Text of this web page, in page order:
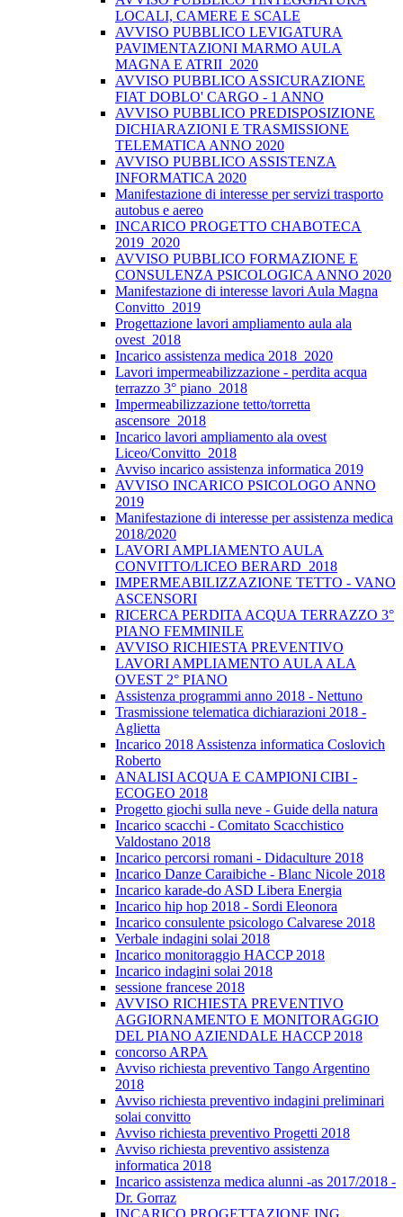
LOCALI, CAMERE E SCALE
AVVISO PUBBLICO LEVIGATURA
PAVIMENTAZIONI MARMO AULA
MAGNA E ATRII_2020
AVVISO PUBBLICO ASSICURAZIONE
FIAT DOBLO' CARGO - 1 ANNO
AVVISO PUBBLICO PREDISPOSIZIONE
DICHIARAZIONI E TRASMISSIONE
TELEMATICA ANNO 2020
AVVISO PUBBLICO ASSISTENZA
INFORMATICA 2020
Manifestazione di interesse per servizi trasporto
autobus e aereo
INCARICO PROGETTO CHABOTECA
2019_2020
AVVISO PUBBLICO FORMAZIONE E
CONSULENZA PSICOLOGICA ANNO 2020
Manifestazione di interesse lavori Aula Magna
Convitto_2019
Progettazione lavori ampliamento aula ala
ovest_2018
Incarico assistenza medica 2018_2020
Lavori impermeabilizzazione - perdita acqua
terrazzo 3° piano_2018
Impermeabilizzazione tetto/torretta
ascensore_2018
Incarico lavori ampliamento ala ovest
Liceo/Convitto_2018
Avviso incarico assistenza informatica 2019
AVVISO INCARICO PSICOLOGO ANNO
2019
Manifestazione di interesse per assistenza medica
2018/2020
LAVORI AMPLIAMENTO AULA
CONVITTO/LICEO BERARD_2018
IMPERMEABILIZZAZIONE TETTO - VANO
ASCENSORI
RICERCA PERDITA ACQUA TERRAZZO 3°
PIANO FEMMINILE
AVVISO RICHIESTA PREVENTIVO
LAVORI AMPLIAMENTO AULA ALA
OVEST 2° PIANO
Assistenza programmi anno 2018 - Nettuno
Trasmissione telematica dichiarazioni 2018 -
Aglietta
Incarico 2018 Assistenza informatica Coslovich
Roberto
ANALISI ACQUA E CAMPIONI CIBI -
ECOGEO 2018
Progetto giochi sulla neve - Guide della natura
Incarico scacchi - Comitato Scacchistico
Valdostano 2018
Incarico percorsi romani - Didaculture 2018
Incarico Danze Caraibiche - Blanc Nicole 2018
Incarico karade-do ASD Libera Energia
Incarico hip hop 2018 - Sordi Eleonora
Incarico consulente psicologo Calvarese 2018
Verbale indagini solai 2018
Incarico monitoraggio HACCP 2018
Incarico indagini solai 2018
sessione francese 2018
AVVISO RICHIESTA PREVENTIVO
AGGIORNAMENTO E MONITORAGGIO
DEL PIANO AZIENDALE HACCP 2018
concorso ARPA
Avviso richiesta preventivo Tango Argentino
2018
Avviso richiesta preventivo indagini preliminari
solai convitto
Avviso richiesta preventivo Progetti 2018
Avviso richiesta preventivo assistenza
informatica 2018
Incarico assistenza medica alunni -as 2017/2018 -
Dr. Gorraz